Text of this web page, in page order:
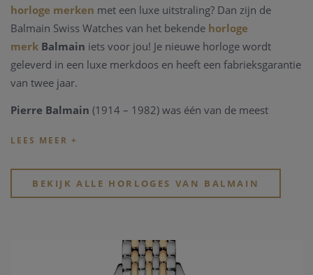
horloge merken met een luxe uitstraling? Dan zijn de
Balmain Swiss Watches van het bekende horloge
merk Balmain iets voor jou! Je nieuwe horloge wordt
geleverd in een luxe merkdoos en heeft een fabrieksgarantie
van twee jaar.
Pierre Balmain (1914 – 1982) was één van de meest
couture. In 1945 opende hij er zijn eerste werkplaats. Hij
het tijdperk waarin ze leefden. Onder deze vrouwen
bevonden zich koninginnen, prinsessen en sterren uit films
Met zijn kunst heeft hij het idee van luxe à la française
helpen verspreiden in de wereld zoals we die kennen. Als
BEKIJK ALLE HORLOGES VAN BALMAIN